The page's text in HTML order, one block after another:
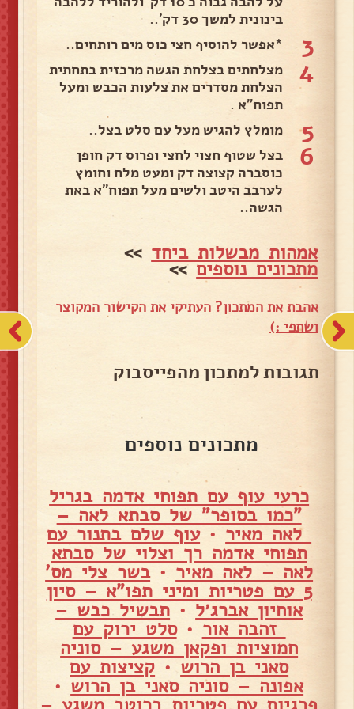
בינונית למשך 30 דק'..
3 *אפשר להוסיף חצי כוס מים רותחים..
4
מצלחתים בצלחת הגשה מרכזית בתחתית
הצלחת מסדרים את צלעות הכבש ומעל
תפוח"א .
5 מומלץ להגיש מעל עם סלט בצל..
6
בצל שטוף חצוי לחצי ופרוס דק חופן
כוסברה קצוצה דק ומעט מלח וחומץ
לערבב היטב ולשים מעל תפוח"א באת
הגשה..
אמהות מבשלות ביחד >>
מתכונים נוספים>>
אהבת את המתכון? העתיקי את הקישור המקוצר
ושתפי :)
תגובות למתכון מהפייסבוק
מתכונים נוספים
כרעי עוף עם תפוחי אדמה בגריל
"כמו בסופר" של סבתא לאה –
לאה מאיר •עוף שלם בתנור עם
תפוחי אדמה רך וצלוי של סבתא
לאה – לאה מאיר •בשר צלי מס'
5 עם פטריות ומיני תפו"א – סיון
אוחיון אברג׳ל • תבשיל כבש –
זהבה אור •סלט ירוק עם
חמוציות ופקאן משגע – סוניה
סאני בן הרוש • קציצות עם
אפונה – סוניה סאני בן הרוש •